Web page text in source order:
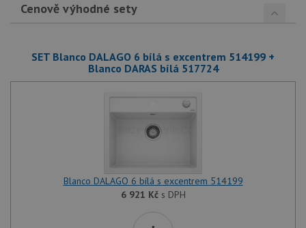
Cenově výhodné sety
SET Blanco DALAGO 6 bílá s excentrem 514199 +
Blanco DARAS bílá 517724
Blanco DALAGO 6 bílá s excentrem 514199
6 921 Kčs DPH